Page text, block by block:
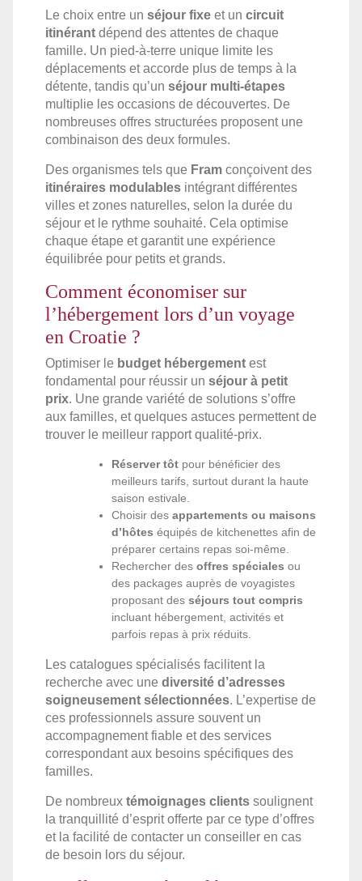
Le choix entre un séjour fixe et un circuit
itinérant dépend des attentes de chaque
famille. Un pied-à-terre unique limite les
déplacements et accorde plus de temps à la
détente, tandis qu’un séjour multi-étapes
multiplie les occasions de découvertes. De
nombreuses offres structurées proposent une
combinaison des deux formules.
Des organismes tels que Fram conçoivent des
itinéraires modulables intégrant différentes
villes et zones naturelles, selon la durée du
séjour et le rythme souhaité. Cela optimise
chaque étape et garantit une expérience
équilibrée pour petits et grands.
Comment économiser sur
l’hébergement lors d’un voyage
en Croatie ?
Optimiser le budget hébergement est
fondamental pour réussir un séjour à petit
prix. Une grande variété de solutions s’offre
aux familles, et quelques astuces permettent de
trouver le meilleur rapport qualité-prix.
Réserver tôt pour bénéficier des
meilleurs tarifs, surtout durant la haute
saison estivale.
Choisir des appartements ou maisons
d’hôtes équipés de kitchenettes afin de
préparer certains repas soi-même.
Rechercher des offres spéciales ou
des packages auprès de voyagistes
proposant des séjours tout compris
incluant hébergement, activités et
parfois repas à prix réduits.
Les catalogues spécialisés facilitent la
recherche avec une diversité d’adresses
soigneusement sélectionnées. L’expertise de
ces professionnels assure souvent un
accompagnement fiable et des services
correspondant aux besoins spécifiques des
familles.
De nombreux témoignages clients soulignent
la tranquillité d’esprit offerte par ce type d’offres
et la facilité de contacter un conseiller en cas
de besoin lors du séjour.